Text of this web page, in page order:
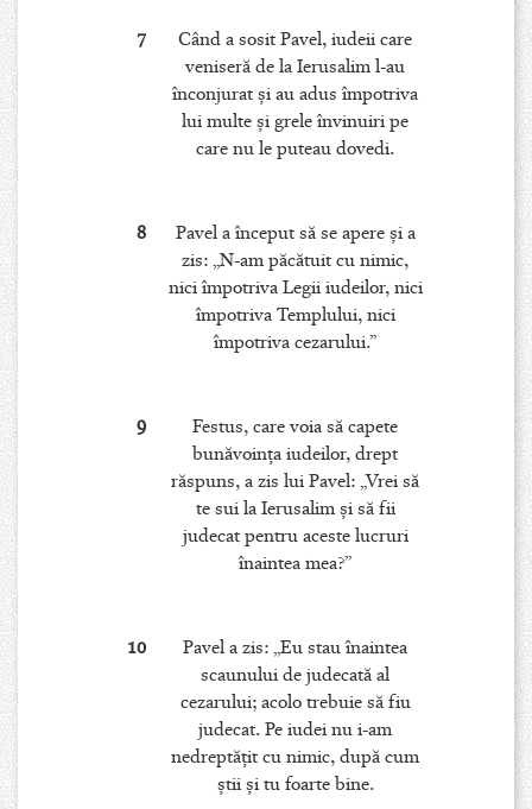
7
Când a sosit Pavel, iudeii care
veniseră de la Ierusalim l-au
înconjurat şi au adus împotriva
lui multe şi grele învinuiri pe
care nu le puteau dovedi.
8
Pavel a început să se apere şi a
zis: „N-am păcătuit cu nimic,
nici împotriva Legii iudeilor, nici
împotriva Templului, nici
împotriva cezarului.”
9
Festus, care voia să capete
bunăvoinţa iudeilor, drept
răspuns, a zis lui Pavel: „Vrei să
te sui la Ierusalim şi să fii
judecat pentru aceste lucruri
înaintea mea?”
10
Pavel a zis: „Eu stau înaintea
scaunului de judecată al
cezarului; acolo trebuie să fiu
judecat. Pe iudei nu i-am
nedreptăţit cu nimic, după cum
ştii şi tu foarte bine.